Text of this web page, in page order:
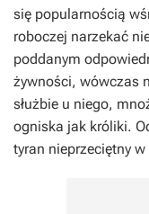
się popularnością
roboczej narzekać
poddanym
żywności, wówczas
służbie u niego,
ogniska jak króliki.
tyran nieprzeciętny